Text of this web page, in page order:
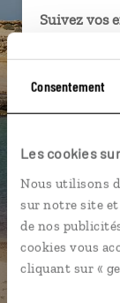
Consentement
Les cookies
Nous utilisons
sur notre site
de nos
cookies vous
cliquant sur «
Suivez vos
Ils
près de
Vous
pendant